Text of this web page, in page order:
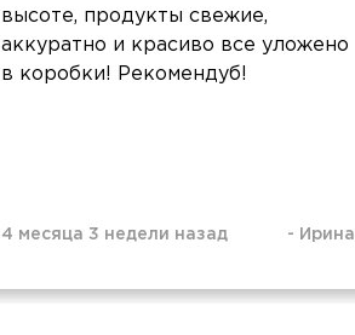
высоте, продукты свежие,
аккуратно и красиво все уложено
в коробки! Рекомендуб!
4 месяца 3 недели назад - Ирина